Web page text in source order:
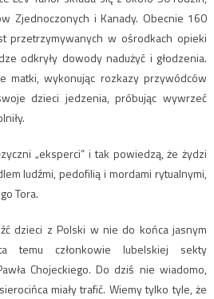
Zjednoczonych i Kanady. Obecnie 160
przetrzymywanych w ośrodkach opieki
odkryły dowody nadużyć i głodzenia.
matki, wykonując rozkazy przywódców
dzieci jedzenia, próbując wywrzeć
„eksperci” i tak powiedzą, że żydzi
ludźmi, pedofilią i mordami rytualnymi,
Tora.
dzieci z Polski w nie do końca jasnym
temu członkowie lubelskiej sekty
Chojeckiego. Do dziś nie wiadomo,
miały trafić. Wiemy tylko tyle, że